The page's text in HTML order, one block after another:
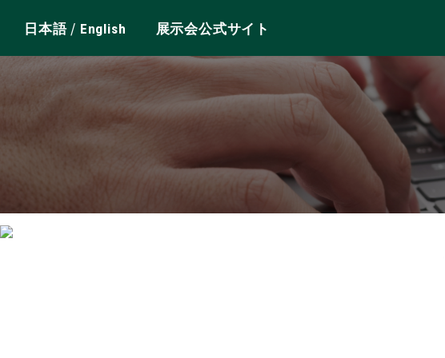
日本語/ English 展示会公式サイト